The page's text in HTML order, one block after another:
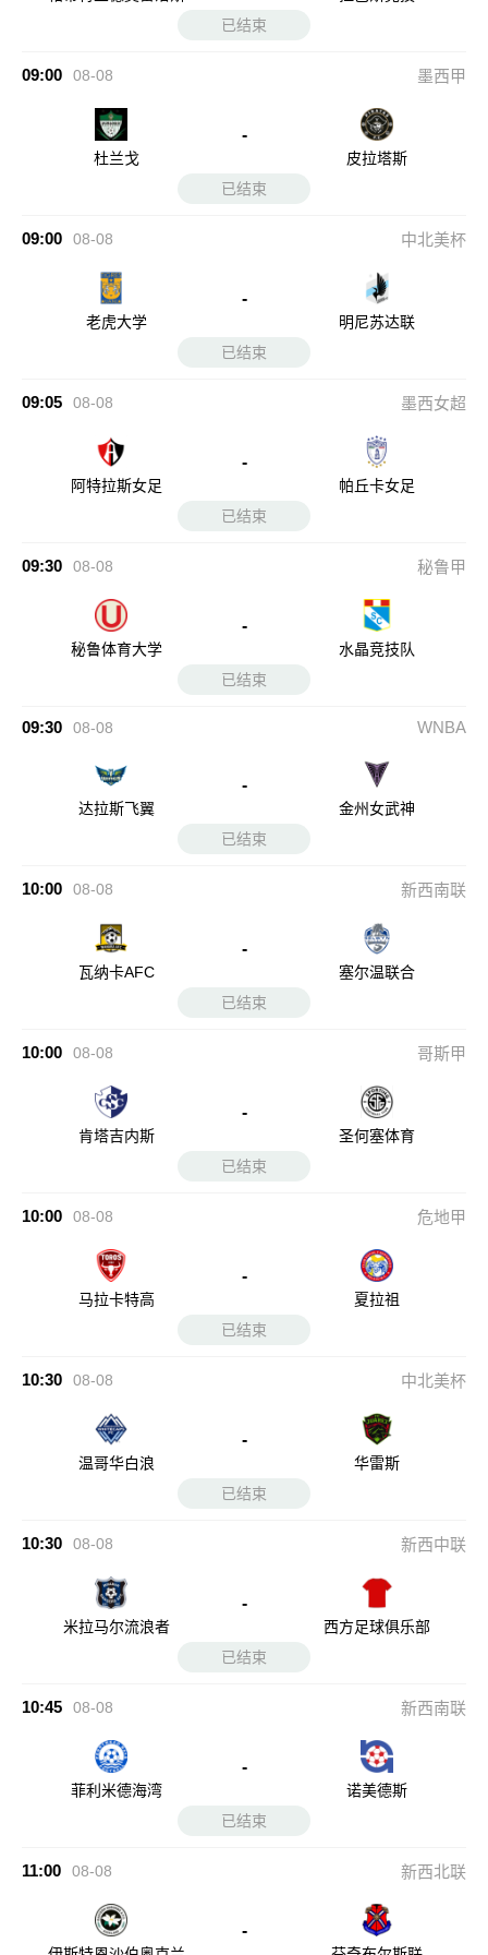
已结束
09:00 08-08 墨西甲
杜兰戈
-
皮拉塔斯
已结束
09:00 08-08 中北美杯
老虎大学
-
明尼苏达联
已结束
09:05 08-08 墨西女超
阿特拉斯女足
-
帕丘卡女足
已结束
09:30 08-08 秘鲁甲
秘鲁体育大学
-
水晶竞技队
已结束
09:30 08-08 WNBA
达拉斯飞翼
-
金州女武神
已结束
10:00 08-08 新西南联
瓦纳卡AFC
-
塞尔温联合
已结束
10:00 08-08 哥斯甲
肯塔吉内斯
-
圣何塞体育
已结束
10:00 08-08 危地甲
马拉卡特高
-
夏拉祖
已结束
10:30 08-08 中北美杯
温哥华白浪
-
华雷斯
已结束
10:30 08-08 新西中联
米拉马尔流浪者
-
西方足球俱乐部
已结束
10:45 08-08 新西南联
菲利米德海湾
-
诺美德斯
已结束
11:00 08-08 新西北联
-